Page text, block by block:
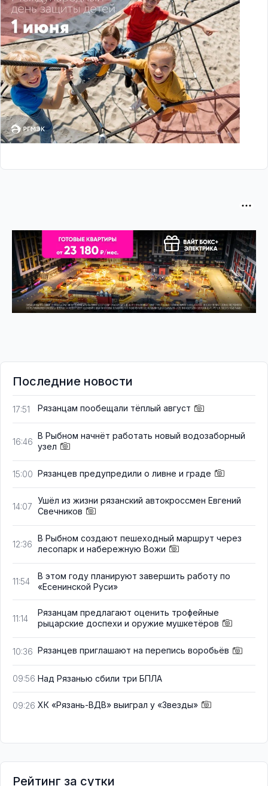
Последние новости
17:51 Рязанцам пообещали тёплый август
16:46
В Рыбном начнёт работать новый водозаборный
узел
15:00 Рязанцев предупредили о ливне и граде
14:07
Ушёл из жизни рязанский автокроссмен Евгений
Свечников
12:36
В Рыбном создают пешеходный маршрут через
лесопарк и набережную Вожи
11:54
В этом году планируют завершить работу по
«Есенинской Руси»
11:14
Рязанцам предлагают оценить трофейные
рыцарские доспехи и оружие мушкетёров
10:36 Рязанцев приглашают на перепись воробьёв
09:56 Над Рязанью сбили три БПЛА
09:26 ХК «Рязань-ВДВ» выиграл у «Звезды»
Рейтинг за сутки